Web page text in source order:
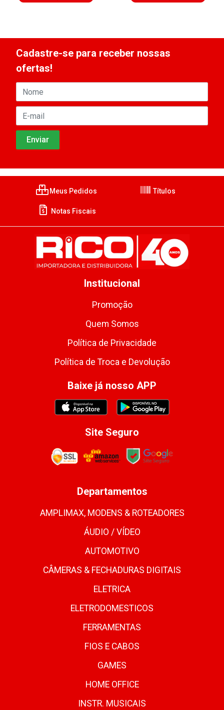
Cadastre-se para receber nossas
ofertas!
Meus Pedidos Títulos
Notas Fiscais
Institucional
Promoção
Quem Somos
Política de Privacidade
Política de Troca e Devolução
Baixe já nosso APP
Site Seguro
Departamentos
AMPLIMAX, MODENS & ROTEADORES
ÁUDIO / VÍDEO
AUTOMOTIVO
CÂMERAS & FECHADURAS DIGITAIS
ELETRICA
ELETRODOMESTICOS
FERRAMENTAS
FIOS E CABOS
GAMES
HOME OFFICE
INSTR. MUSICAIS